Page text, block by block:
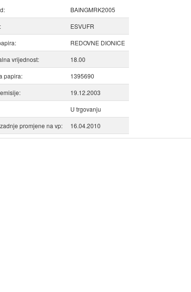
BAINGMRK2005
ESVUFR
REDOVNE DIONICE
vrijednost:
18.00
papira:
1395690
19.12.2003
U trgovanju
promjene na vp:
16.04.2010